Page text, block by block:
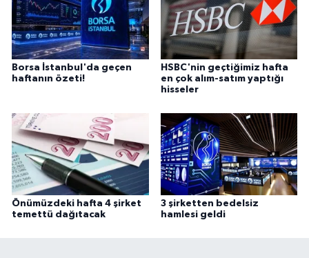
Borsa İstanbul'da geçen
haftanın özeti!
HSBC'nin geçtiğimiz hafta
en çok alım-satım yaptığı
hisseler
Önümüzdeki hafta 4 şirket
temettü dağıtacak
3 şirketten bedelsiz
hamlesi geldi